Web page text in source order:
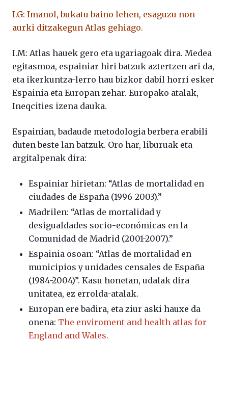
I.G: Imanol, bukatu baino lehen, esaguzu non
aurki ditzakegun Atlas gehiago.
I.M: Atlas hauek gero eta ugariagoak dira. Medea
egitasmoa, espainiar hiri batzuk aztertzen ari da,
eta ikerkuntza-lerro hau bizkor dabil horri esker
Espainia eta Europan zehar. Europako atalak,
Ineqcities izena dauka.
Espainian, badaude metodologia berbera erabili
duten beste lan batzuk. Oro har, liburuak eta
argitalpenak dira:
Espainiar hirietan: “Atlas de mortalidad en
ciudades de España (1996-2003).”
Madrilen: “Atlas de mortalidad y
desigualdades socio-económicas en la
Comunidad de Madrid (2001-2007).”
Espainia osoan: “Atlas de mortalidad en
municipios y unidades censales de España
(1984-2004)”. Kasu honetan, udalak dira
unitatea, ez errolda-atalak.
Europan ere badira, eta ziur aski hauxe da
onena: The enviroment and health atlas for
England and Wales.